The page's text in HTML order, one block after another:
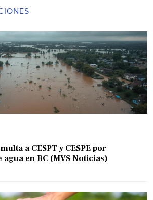
a CESPT y CESPE por
en BC (MVS Noticias)